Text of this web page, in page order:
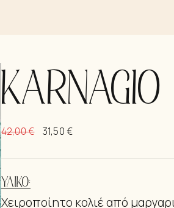
ΛΑΜΨΗ
ΑΝΑΓΈΝΝΗΣΗ
ΣΚΟΥΛΑΡΊΚΙΑ
ΒΡΑΧΙΟΛΆΚΙΑ ΠΟΔΙΟΎ
KARNAGIO
42,00€ 31,50€
ΥΛΙΚΌ:
Χειροποίητο κολιέ από